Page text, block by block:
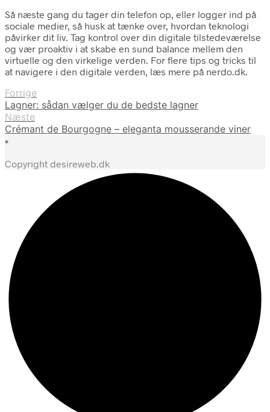
Så næste gang du tager din telefon op, eller logger ind på
sociale medier, så husk at tænke over, hvordan teknologi
påvirker dit liv. Tag kontrol over din digitale tilstedeværelse
og vær proaktiv i at skabe en sund balance mellem den
virtuelle og den virkelige verden. For flere tips og tricks til
at navigere i den digitale verden, læs mere på nerdo.dk.
Forrige
Lagner: sådan vælger du de bedste lagner
Næste
Crémant de Bourgogne – eleganta mousserande viner
•
Copyright desireweb.dk